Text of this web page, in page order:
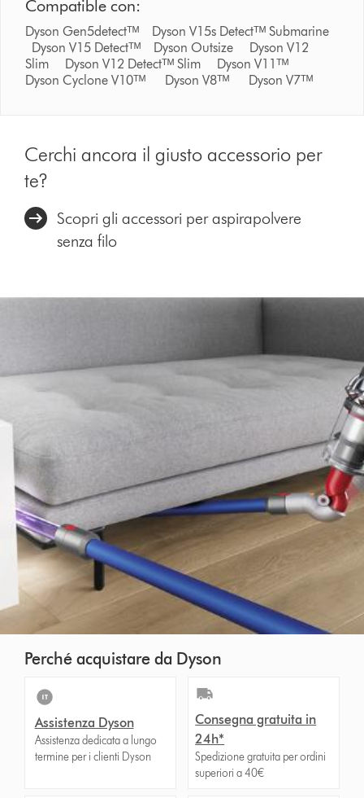
Compatible con:
Dyson Gen5detectᵀᴹ Dyson V15s Detectᵀᴹ Submarine
Dyson V15 Detectᵀᴹ Dyson Outsize Dyson V12
Slim Dyson V12 Detectᵀᴹ Slim Dyson V11ᵀᴹ
Dyson Cyclone V10ᵀᴹ Dyson V8ᵀᴹ Dyson V7ᵀᴹ
Cerchi ancora il giusto accessorio per
te?
Scopri gli accessori per aspirapolvere
senza filo
Perché acquistare da Dyson
Assistenza Dyson
Assistenza dedicata a lungo
termine per i clienti Dyson
Consegna gratuita in
24h*
Spedizione gratuita per ordini
superiori a 40€